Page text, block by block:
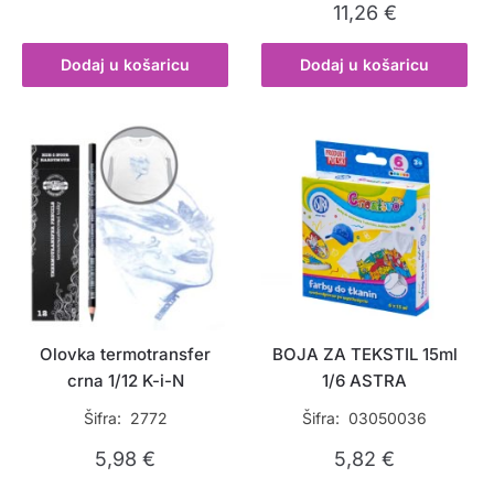
Dodaj u košaricu
11,26 €
Dodaj u košaricu
Olovka termotransfer
crna 1/12 K-i-N
Šifra: 2772
5,98€
BOJA ZA TEKSTIL 15ml
1/6 ASTRA
Šifra: 03050036
5,82€